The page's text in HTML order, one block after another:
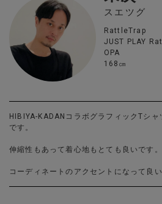
スエツグ
RattleTrap
JUST PLAY
OPA
168㎝
HIBIYA-KADANコラボグラフィックTシャ
です。
伸縮性もあって着心地もとても良いです。
コーディネートのアクセントになって良